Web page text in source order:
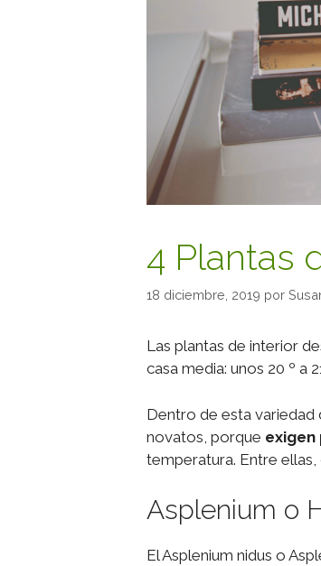
4 Plantas
18 diciembre, 2019 por
Las plantas de interior
casa media: unos 20 º a
Dentro de esta variedad
novatos, porque exigen
temperatura. Entre ellas,
Asplenium o
El Asplenium nidus o